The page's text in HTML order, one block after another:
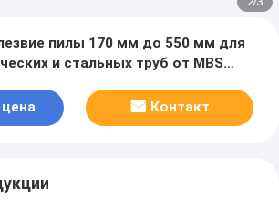
лезвие пилы 170 мм до 550 мм для
и стальных труб от MBS
Контакт